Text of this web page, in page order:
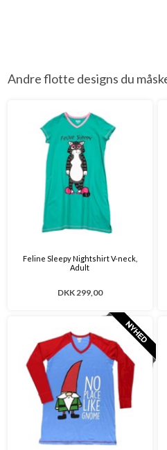
Andre flotte designs du
Feline Sleepy Nightshirt V-neck,
Adult
DKK 299,00